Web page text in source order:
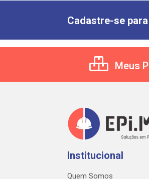
Cadastre-se
Meus
Institucional
Quem Somos